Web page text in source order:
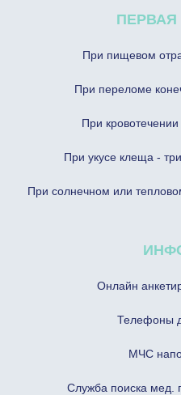
При пищевом
При переломе
При кровотечении
При укусе клеща -
При солнечном или
Онлайн
Телефоны
МЧС
Служба поиска мед.